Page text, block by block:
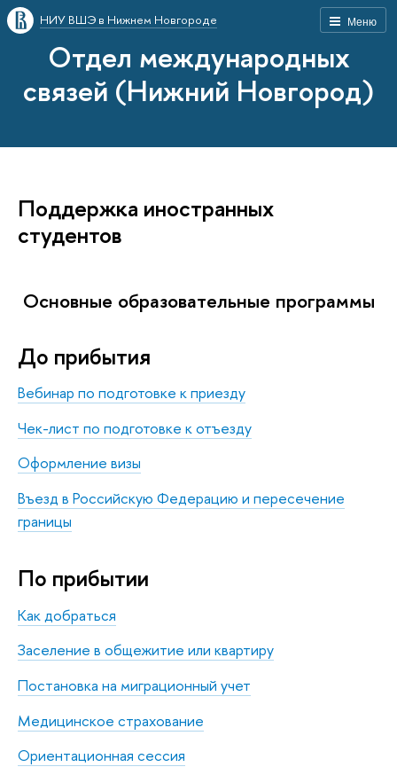
Меню
НИУ ВШЭ в Нижнем Новгороде
Отдел международных
связей (Нижний Новгород)
Поддержка иностранных
студентов
Основные образовательные программы
До прибытия
Вебинар по подготовке к приезду
Чек-лист по подготовке к отъезду
Оформление визы
Въезд в Российскую Федерацию и пересечение
границы
По прибытии
Как добраться
Заселение в общежитие или квартиру
Постановка на миграционный учет
Медицинское страхование
Ориентационная сессия